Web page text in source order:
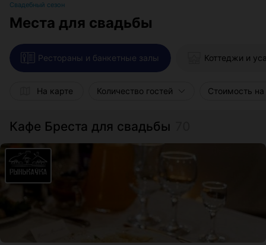
Свадебный сезон
Места для свадьбы
Рестораны и банкетные залы Коттеджи и
На карте Количество гостей Стоимость
Кафе Бреста для свадьбы